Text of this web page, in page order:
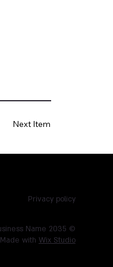
Next Item
Privacy policy
© 2035 by Business Name.
Made with Wix Studio